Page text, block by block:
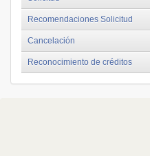
Recomendaciones Solicitud
Cancelación
Reconocimiento de créditos